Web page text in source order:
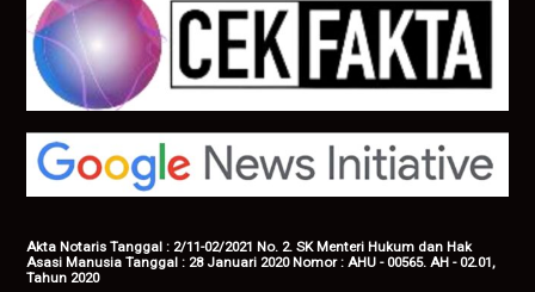
Akta Notaris Tanggal : 2/11-02/2021 No. 2. SK Menteri Hukum dan Hak
Asasi Manusia Tanggal : 28 Januari 2020 Nomor : AHU - 00565. AH - 02.01,
Tahun 2020